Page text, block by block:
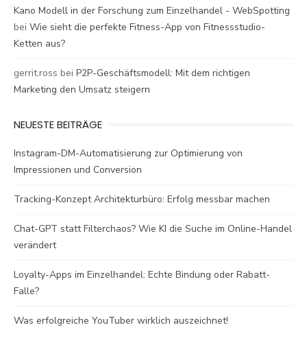
Kano Modell in der Forschung zum Einzelhandel - WebSpotting
bei Wie sieht die perfekte Fitness-App von Fitnessstudio-
Ketten aus?
gerrit.ross bei P2P-Geschäftsmodell: Mit dem richtigen
Marketing den Umsatz steigern
NEUESTE BEITRÄGE
Instagram-DM-Automatisierung zur Optimierung von
Impressionen und Conversion
Tracking-Konzept Architekturbüro: Erfolg messbar machen
Chat-GPT statt Filterchaos? Wie KI die Suche im Online-Handel
verändert
Loyalty-Apps im Einzelhandel: Echte Bindung oder Rabatt-
Falle?
Was erfolgreiche YouTuber wirklich auszeichnet!